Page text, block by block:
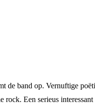
de band op. Vernuftige
Een serieus